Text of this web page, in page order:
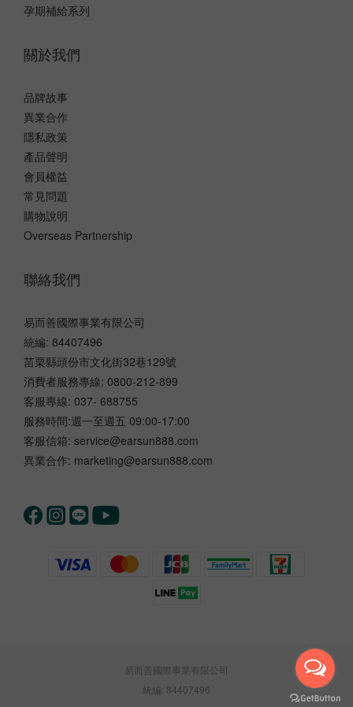
孕期補給系列
關於我們
品牌故事
異業合作
隱私政策
產品聲明
會員權益
常見問題
購物說明
Overseas Partnership
聯絡我們
易而善國際事業有限公司
統編: 84407496
苗栗縣頭份市文化街32巷129號
消費者服務專線: 0800-212-899
客服專線: 037- 688755
服務時間:週一至週五 09:00-17:00
客服信箱: service@earsun888.com
異業合作: marketing@earsun888.com
易而善國際事業有限公司
統編: 84407496